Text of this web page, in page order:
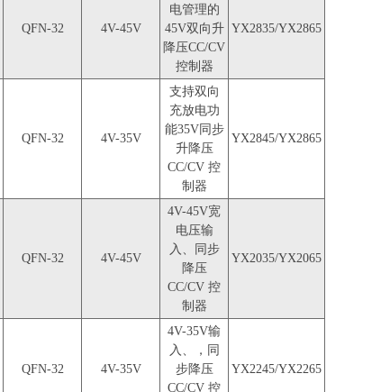
QFN-32 4V-45V
电管理的
45V双向升
降压CC/CV
控制器
YX2835/YX2865
QFN-32 4V-35V
支持双向
充放电功
能35V同步
升降压
CC/CV 控
制器
YX2845/YX2865
QFN-32 4V-45V
4V-45V宽
电压输
入、同步
降压
CC/CV 控
制器
YX2035/YX2065
QFN-32 4V-35V
4V-35V输
入、，同
步降压
CC/CV 控
YX2245/YX2265